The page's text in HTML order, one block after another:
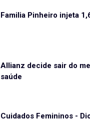
Familia Pinheiro injeta
Allianz decide sair do
saúde
Cuidados Femininos -